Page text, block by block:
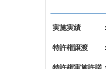
実施実績 ：
特許権譲渡 ：